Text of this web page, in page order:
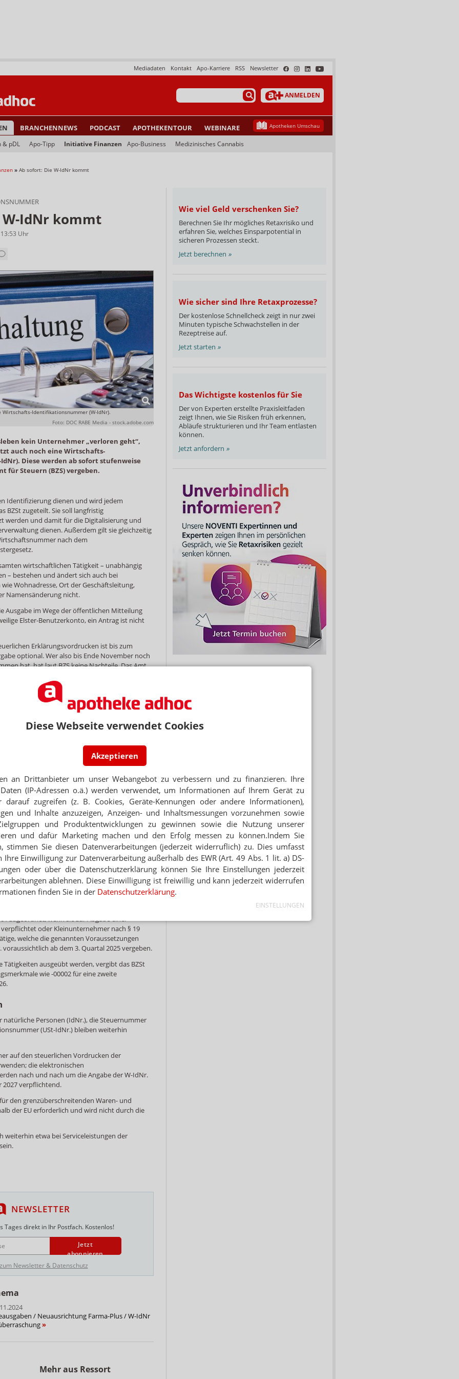
Diese Webseite verwendet Cookies
Akzeptieren
an Drittanbieter um unser Webangebot zu verbessern und zu finanzieren. Ihre
(IP-Adressen o.ä.) werden verwendet, um Informationen auf Ihrem Gerät zu
zugreifen (z. B. Cookies, Geräte-Kennungen oder andere Informationen),
und Inhalte anzuzeigen, Anzeigen- und Inhaltsmessungen vorzunehmen sowie
und Produktentwicklungen zu gewinnen sowie die Nutzung unserer
und dafür Marketing machen und den Erfolg messen zu können.Indem Sie
stimmen Sie diesen Datenverarbeitungen (jederzeit widerruflich) zu. Dies umfasst
Ihre Einwilligung zur Datenverarbeitung außerhalb des EWR (Art. 49 Abs. 1 lit. a) DS-
oder über die Datenschutzerklärung können Sie Ihre Einstellungen jederzeit
ablehnen. Diese Einwilligung ist freiwillig und kann jederzeit widerrufen
finden Sie in der Datenschutzerklärung.
EINSTELLUNGEN
Newsletter
RSS
Apo-Karriere
Kontakt
Mediadaten
ANMELDEN
BRANCHENNEWS PODCAST APOTHEKENTOUR WEBINARE Apotheken Umschau
& pDL Apo-Tipp Initiative Finanzen Apo-Business Medizinisches Cannabis
» Ab sofort: Die W-IdNr kommt
IdNr kommt
Uhr
Identifikationsnummer (W-IdNr).
Foto: DOC RABE Media - stock.adobe.com
kein Unternehmer „verloren geht“,
auch noch eine Wirtschafts-
Diese werden ab sofort stufenweise
für Steuern (BZS) vergeben.
Identifizierung dienen und wird jedem
BZSt zugeteilt. Sie soll langfristig
werden und damit für die Digitalisierung und
dienen. Außerdem gilt sie gleichzeitig
nach dem
wirtschaftlichen Tätigkeit – unabhängig
– bestehen und ändert sich auch bei
Wohnadresse, Ort der Geschäftsleitung,
Namensänderung nicht.
Ausgabe im Wege der öffentlichen Mitteilung
Elster-Benutzerkonto, ein Antrag ist nicht
Erklärungsvordrucken ist bis zum
optional. Wer also bis Ende November noch
hat, hat laut BZS keine Nachteile. Das Amt
selbstständige Apothekerinnen und
sie Filialen betreiben oder verschiedenen
„DE“ und einer 9-stelligen
Aufbau der Umsatzsteuer-
fortlaufend für jede einzelne wirtschaftliche
beginnend mit 00001
Unterscheidungsmerkmal mit einer
der Betrieb oder die Betriebsstätte beim
wird.
ggf. mit Unterscheidungsmerkmal für die erste
00001
bzw. betrieblichen Daten oder Daten des
Tätigen eine W-IdNr. zunächst mit dem
zugeordnet, wenn sie zur Abgabe einer
oder Kleinunternehmer nach § 19
welche die genannten Voraussetzungen
ab dem 3. Quartal 2025 vergeben.
ausgeübt werden, vergibt das BZSt
wie -00002 für eine zweite
Personen (IdNr.), die Steuernummer
(USt-IdNr.) bleiben weiterhin
auf den steuerlichen Vordrucken der
die elektronischen
nach und nach um die Angabe der W-IdNr.
2027 verpflichtend.
den grenzüberschreitenden Waren- und
der EU erforderlich und wird nicht durch die
weiterhin etwa bei Serviceleistungen der
NEWSLETTER
Tages direkt in Ihr Postfach. Kostenlos!
Jetzt
abonnieren
Newsletter & Datenschutz
/ Neuausrichtung Farma-Plus / W-IdNr
Mehr aus Ressort
Wie viel Geld verschenken Sie?
Berechnen Sie Ihr mögliches Retaxrisiko und
erfahren Sie, welches Einsparpotential in
sicheren Prozessen steckt.
Jetzt berechnen »
Wie sicher sind Ihre Retaxprozesse?
Der kostenlose Schnellcheck zeigt in nur zwei
Minuten typische Schwachstellen in der
Rezeptreise auf.
Jetzt starten »
Das Wichtigste kostenlos für Sie
Der von Experten erstellte Praxisleitfaden
zeigt Ihnen, wie Sie Risiken früh erkennen,
Abläufe strukturieren und Ihr Team entlasten
können.
Jetzt anfordern »